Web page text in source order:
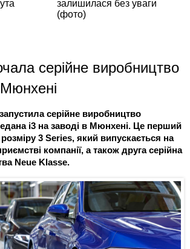
серійне виробництво
серійне виробництво
i3 на заводі в Мюнхені. Це перший
3 Series, який випускається на
компанії, а також друга серійна
Neue Klasse.